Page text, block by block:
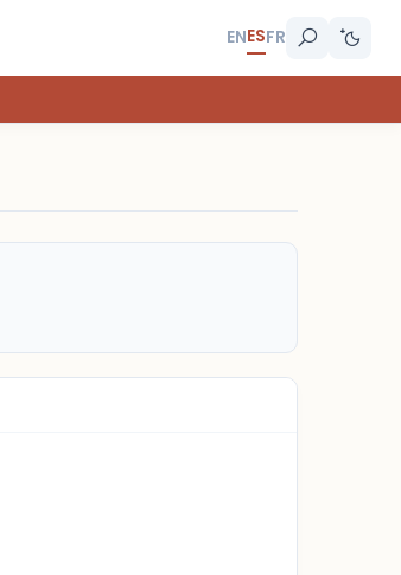
ENESFR